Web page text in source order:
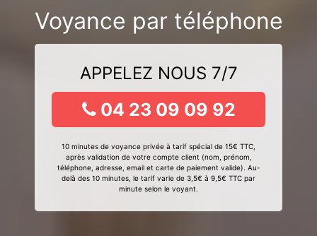
Voyance par téléphone
APPELEZ NOUS 7/7
04 23 09 09 92
10 minutes de voyance privée à tarif spécial de 15€ TTC,
après validation de votre compte client (nom, prénom,
téléphone, adresse, email et carte de paiement valide). Au-
delà des 10 minutes, le tarif varie de 3,5€ à 9,5€ TTC par
minute selon le voyant.